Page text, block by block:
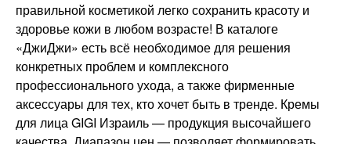
правильной косметикой легко сохранить красоту и
здоровье кожи в любом возрасте! В каталоге
«ДжиДжи» есть всё необходимое для решения
конкретных проблем и комплексного
профессионального ухода, а также фирменные
аксессуары для тех, кто хочет быть в тренде. Кремы
для лица GIGI Израиль — продукция высочайшего